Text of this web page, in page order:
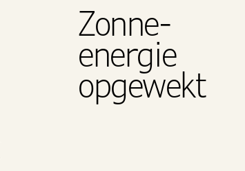
Zonne-
energie
opgewekt